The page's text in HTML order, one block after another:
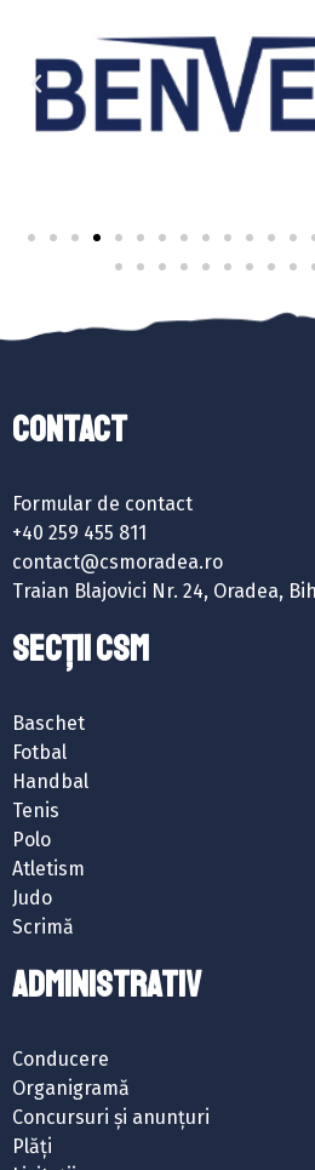
Contact
Formular de contact
+40 259 455 811
contact@csmoradea.ro
Traian Blajovici Nr. 24, Oradea,
SECȚII CSM
Baschet
Fotbal
Handbal
Tenis
Polo
Atletism
Judo
Scrimă
ADMINISTRATIV
Conducere
Organigramă
Concursuri și anunțuri
Plăți